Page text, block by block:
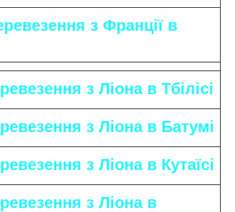
з Франції в
з Ліона в Тбілісі
з Ліона в Батумі
з Ліона в Кутаїсі
з Ліона в